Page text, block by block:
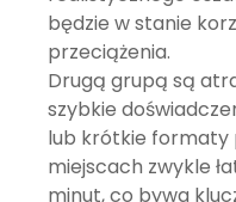
będzie w stanie
przeciążenia.
Drugą grupą są
szybkie
lub krótkie formaty
miejscach zwykle
minut, co bywa